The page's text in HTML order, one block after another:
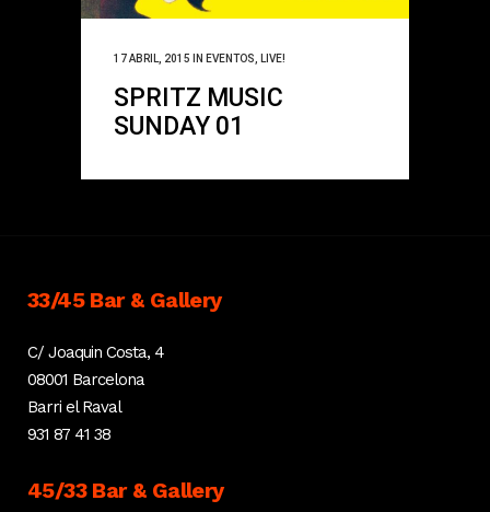
17 ABRIL, 2015 IN EVENTOS, LIVE!
SPRITZ MUSIC
SUNDAY 01
33/45 Bar & Gallery
C/ Joaquin Costa, 4
08001 Barcelona
Barri el Raval
931 87 41 38
45/33 Bar & Gallery